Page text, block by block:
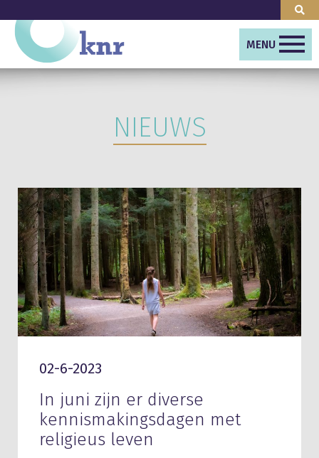
MENU
NIEUWS
02-6-2023
In juni zijn er diverse
kennismakingsdagen met
religieus leven